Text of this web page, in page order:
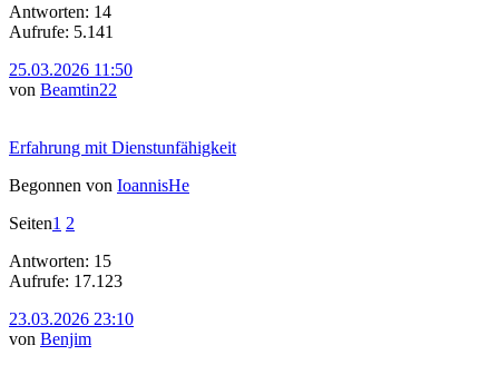
Antworten: 14
Aufrufe: 5.141
25.03.2026 11:50
von Beamtin22
Erfahrung mit Dienstunfähigkeit
Begonnen von IoannisHe
Seiten1 2
Antworten: 15
Aufrufe: 17.123
23.03.2026 23:10
von Benjim